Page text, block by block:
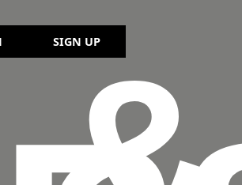
SIGN UP